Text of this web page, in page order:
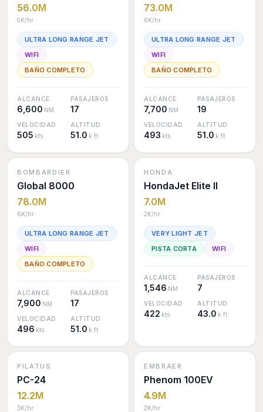
56.0M
5K/hr
ULTRA LONG RANGE JET
WIFI
BAÑO COMPLETO
ALCANCE
6,600 NM
PASAJEROS
17
VELOCIDAD
505 kts
ALTITUD
51.0 k ft
73.0M
6K/hr
ULTRA LONG RANGE JET
WIFI
BAÑO COMPLETO
ALCANCE
7,700 NM
PASAJEROS
19
VELOCIDAD
493 kts
ALTITUD
51.0 k ft
BOMBARDIER
Global 8000
78.0M
6K/hr
ULTRA LONG RANGE JET
WIFI
BAÑO COMPLETO
ALCANCE
7,900 NM
PASAJEROS
17
VELOCIDAD
496 kts
ALTITUD
51.0 k ft
HONDA
HondaJet Elite II
7.0M
2K/hr
VERY LIGHT JET
PISTA CORTA
WIFI
ALCANCE
1,546 NM
PASAJEROS
7
VELOCIDAD
422 kts
ALTITUD
43.0 k ft
PILATUS
PC-24
12.2M
3K/hr
EMBRAER
Phenom 100EV
4.9M
2K/hr